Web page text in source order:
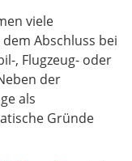
viele
Abschluss bei
, Flugzeug- oder
der
als
Gründe